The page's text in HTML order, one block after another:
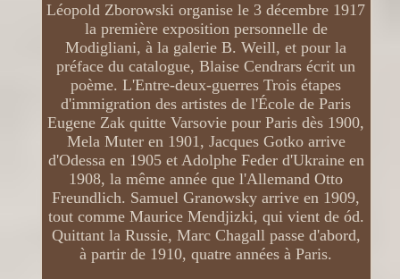
Léopold Zborowski organise le 3 décembre 1917
la première exposition personnelle de
Modigliani, à la galerie B. Weill, et pour la
préface du catalogue, Blaise Cendrars écrit un
poème. L'Entre-deux-guerres Trois étapes
d'immigration des artistes de l'École de Paris
Eugene Zak quitte Varsovie pour Paris dès 1900,
Mela Muter en 1901, Jacques Gotko arrive
d'Odessa en 1905 et Adolphe Feder d'Ukraine en
1908, la même année que l'Allemand Otto
Freundlich. Samuel Granowsky arrive en 1909,
tout comme Maurice Mendjizki, qui vient de ód.
Quittant la Russie, Marc Chagall passe d'abord,
à partir de 1910, quatre années à Paris.